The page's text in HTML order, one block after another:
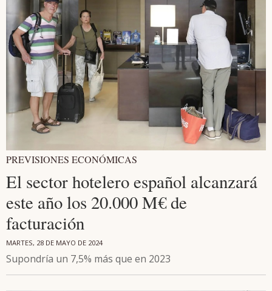
PREVISIONES ECONÓMICAS
El sector hotelero español alcanzará
este año los 20.000 M€ de
facturación
MARTES, 28 DE MAYO DE 2024
Supondría un 7,5% más que en 2023